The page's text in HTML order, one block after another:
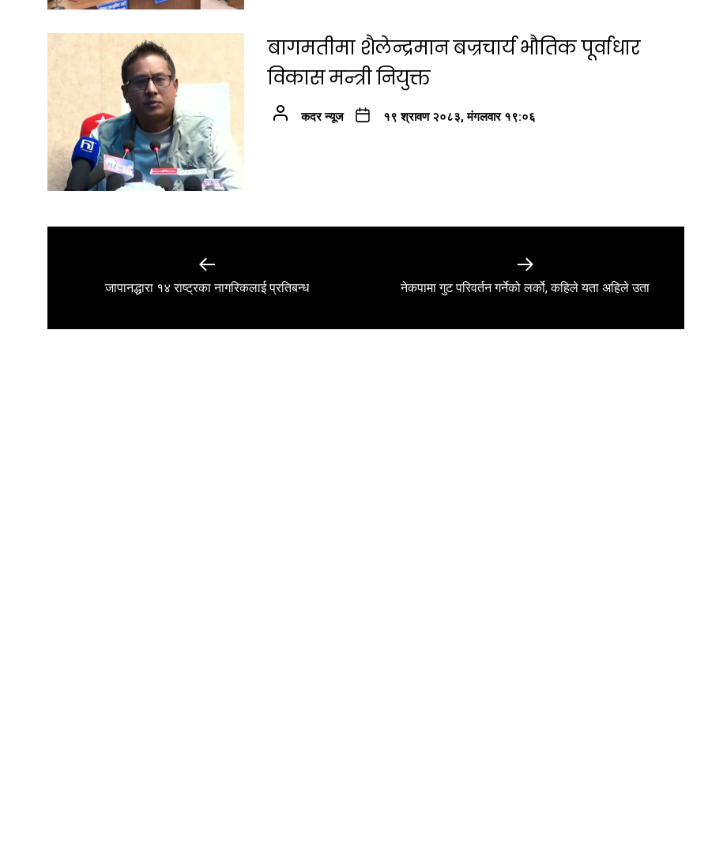
बागमतीमा शैलेन्द्रमान बज्रचार्य भौतिक पूर्वाधार
विकास मन्त्री नियुक्त
कदर न्यूज १९ श्रावण २०८३, मंगलवार १९:०६
Previous
जापानद्धारा १४ राष्ट्रका नागरिकलाई प्रतिबन्ध
Next
नेकपामा गुट परिवर्तन गर्नेको लर्को, कहिले यता अहिले उता